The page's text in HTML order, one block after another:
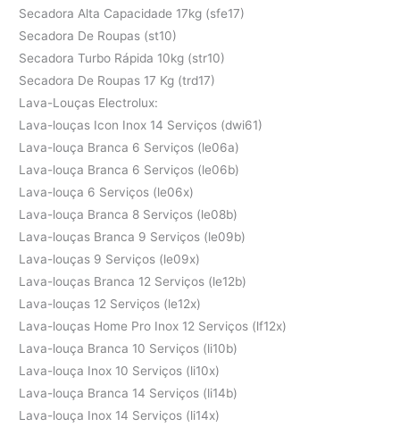
Secadora Alta Capacidade 17kg (sfe17)
Secadora De Roupas (st10)
Secadora Turbo Rápida 10kg (str10)
Secadora De Roupas 17 Kg (trd17)
Lava-Louças Electrolux:
Lava-louças Icon Inox 14 Serviços (dwi61)
Lava-louça Branca 6 Serviços (le06a)
Lava-louça Branca 6 Serviços (le06b)
Lava-louça 6 Serviços (le06x)
Lava-louça Branca 8 Serviços (le08b)
Lava-louças Branca 9 Serviços (le09b)
Lava-louças 9 Serviços (le09x)
Lava-louças Branca 12 Serviços (le12b)
Lava-louças 12 Serviços (le12x)
Lava-louças Home Pro Inox 12 Serviços (lf12x)
Lava-louça Branca 10 Serviços (li10b)
Lava-louça Inox 10 Serviços (li10x)
Lava-louça Branca 14 Serviços (li14b)
Lava-louça Inox 14 Serviços (li14x)